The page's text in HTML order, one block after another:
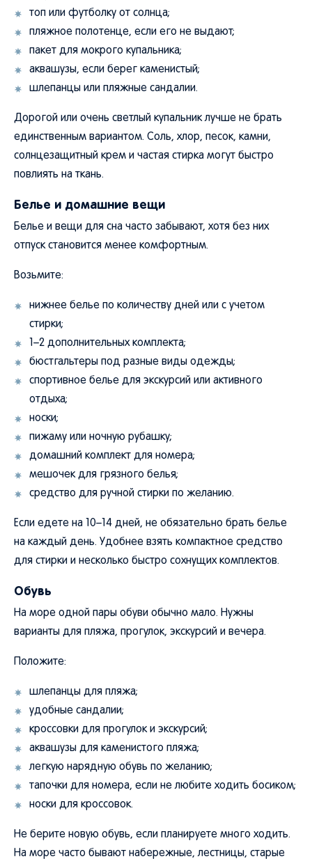
топ или футболку от солнца;
пляжное полотенце, если его не выдают;
пакет для мокрого купальника;
аквашузы, если берег каменистый;
шлепанцы или пляжные сандалии.
Дорогой или очень светлый купальник лучше не брать
единственным вариантом. Соль, хлор, песок, камни,
солнцезащитный крем и частая стирка могут быстро
повлиять на ткань.
Белье и домашние вещи
Белье и вещи для сна часто забывают, хотя без них
отпуск становится менее комфортным.
Возьмите:
нижнее белье по количеству дней или с учетом
стирки;
1–2 дополнительных комплекта;
бюстгальтеры под разные виды одежды;
спортивное белье для экскурсий или активного
отдыха;
носки;
пижаму или ночную рубашку;
домашний комплект для номера;
мешочек для грязного белья;
средство для ручной стирки по желанию.
Если едете на 10–14 дней, не обязательно брать белье
на каждый день. Удобнее взять компактное средство
для стирки и несколько быстро сохнущих комплектов.
Обувь
На море одной пары обуви обычно мало. Нужны
варианты для пляжа, прогулок, экскурсий и вечера.
Положите:
шлепанцы для пляжа;
удобные сандалии;
кроссовки для прогулок и экскурсий;
аквашузы для каменистого пляжа;
легкую нарядную обувь по желанию;
тапочки для номера, если не любите ходить босиком;
носки для кроссовок.
Не берите новую обувь, если планируете много ходить.
На море часто бывают набережные, лестницы, старые